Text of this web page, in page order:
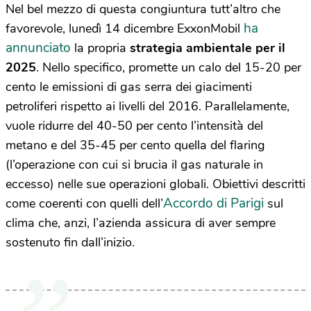
Nel bel mezzo di questa congiuntura tutt’altro che
favorevole, lunedì 14 dicembre ExxonMobil ha
annunciato la propria strategia ambientale per il
2025. Nello specifico, promette un calo del 15-20 per
cento le emissioni di gas serra dei giacimenti
petroliferi rispetto ai livelli del 2016. Parallelamente,
vuole ridurre del 40-50 per cento l’intensità del
metano e del 35-45 per cento quella del flaring
(l’operazione con cui si brucia il gas naturale in
eccesso) nelle sue operazioni globali. Obiettivi descritti
come coerenti con quelli dell’Accordo di Parigi sul
clima che, anzi, l’azienda assicura di aver sempre
sostenuto fin dall’inizio.